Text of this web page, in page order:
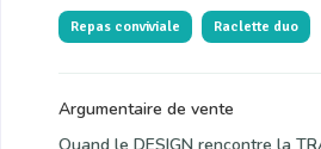
Repas conviviale Raclette duo
Argumentaire de vente
Quand le DESIGN rencontre la